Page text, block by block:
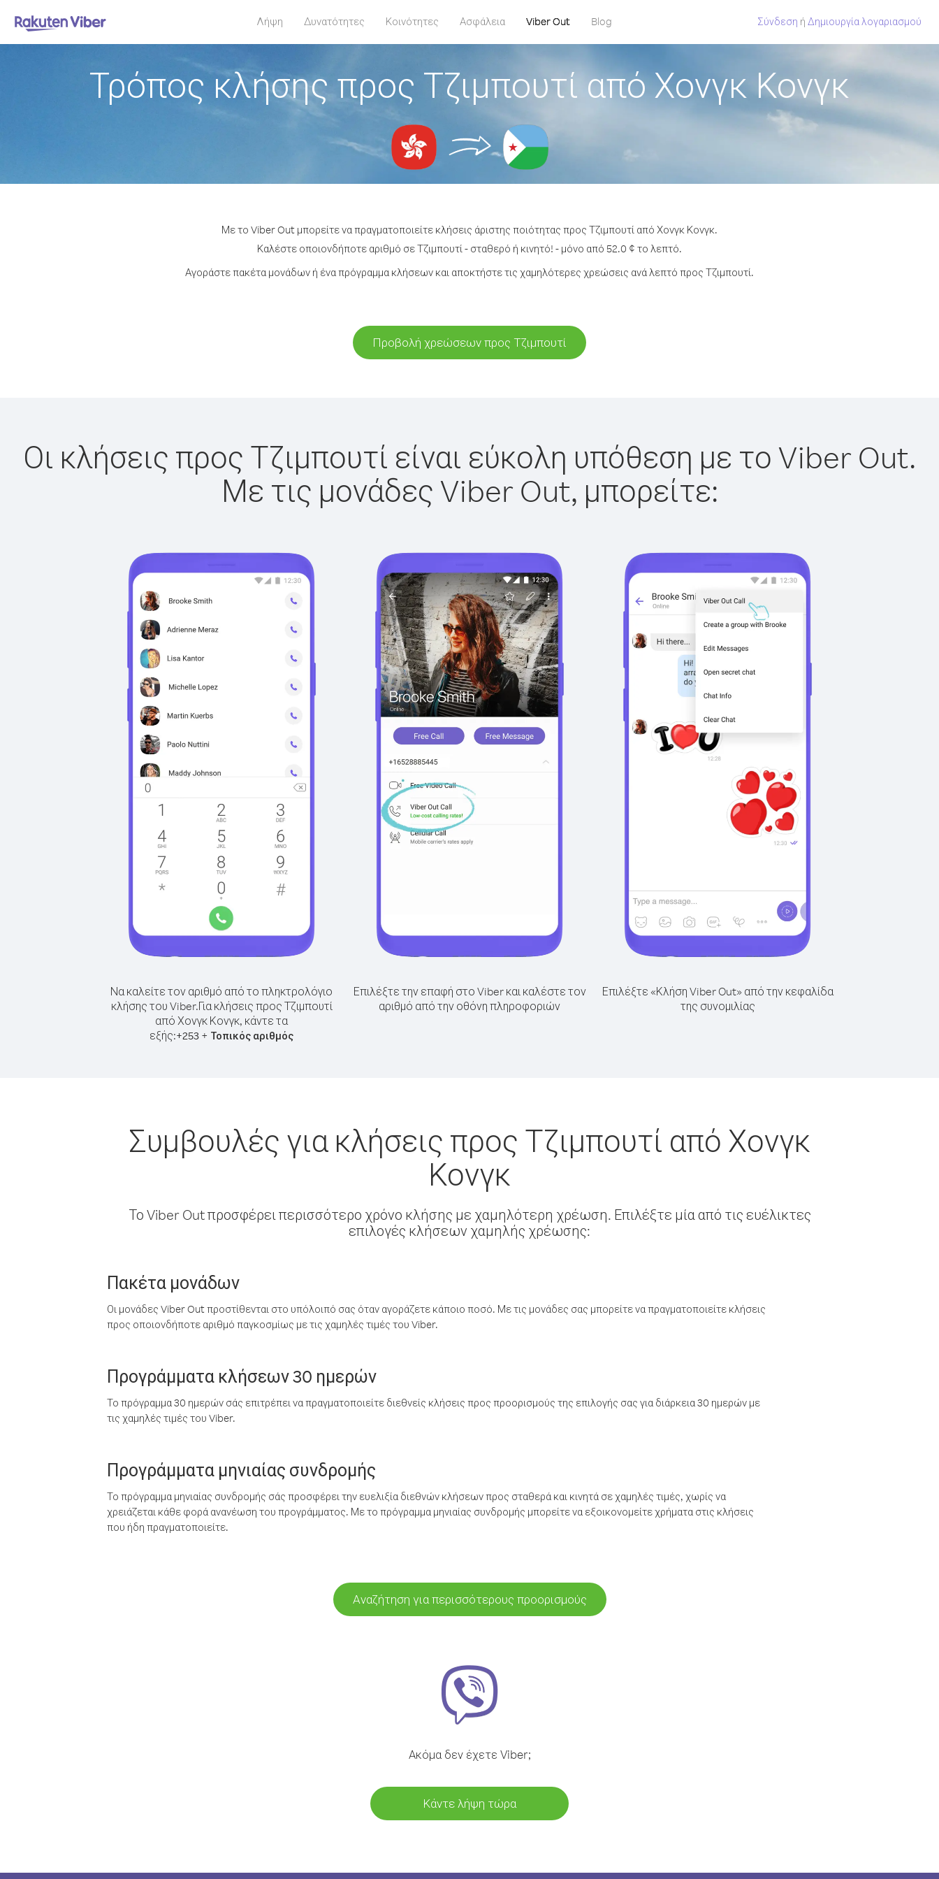
Λήψη Δυνατότητες Κοινότητες Ασφάλεια Viber Out Blog Σύνδεση ή Δημιουργία λογαριασμού
Τρόπος κλήσης προς Τζιμπουτί από Χονγκ Κονγκ
Με το Viber Out μπορείτε να πραγματοποιείτε κλήσεις άριστης ποιότητας προς Τζιμπουτί από Χονγκ Κονγκ.
Καλέστε οποιονδήποτε αριθμό σε Τζιμπουτί - σταθερό ή κινητό! - μόνο από 52.0 ¢ το λεπτό.
Αγοράστε πακέτα μονάδων ή ένα πρόγραμμα κλήσεων και αποκτήστε τις χαμηλότερες χρεώσεις ανά λεπτό προς Τζιμπουτί.
Προβολή χρεώσεων προς Τζιμπουτί
Οι κλήσεις προς Τζιμπουτί είναι εύκολη υπόθεση με το Viber Out.
Με τις μονάδες Viber Out, μπορείτε:
Να καλείτε τον αριθμό από το πληκτρολόγιο
κλήσης του Viber.Για κλήσεις προς Τζιμπουτί
από Χονγκ Κονγκ, κάντε τα
εξής:+253 + Τοπικός αριθμός
Επιλέξτε την επαφή στο Viber και καλέστε τον
αριθμό από την οθόνη πληροφοριών
Επιλέξτε «Κλήση Viber Out» από την κεφαλίδα
της συνομιλίας
Συμβουλές για κλήσεις προς Τζιμπουτί από Χονγκ
Κονγκ
Το Viber Out προσφέρει περισσότερο χρόνο κλήσης με χαμηλότερη χρέωση. Επιλέξτε μία από τις ευέλικτες
επιλογές κλήσεων χαμηλής χρέωσης:
Πακέτα μονάδων
Οι μονάδες Viber Out προστίθενται στο υπόλοιπό σας όταν αγοράζετε κάποιο ποσό. Με τις μονάδες σας μπορείτε να πραγματοποιείτε κλήσεις
προς οποιονδήποτε αριθμό παγκοσμίως με τις χαμηλές τιμές του Viber.
Προγράμματα κλήσεων 30 ημερών
Το πρόγραμμα 30 ημερών σάς επιτρέπει να πραγματοποιείτε διεθνείς κλήσεις προς προορισμούς της επιλογής σας για διάρκεια 30 ημερών με
τις χαμηλές τιμές του Viber.
Προγράμματα μηνιαίας συνδρομής
Το πρόγραμμα μηνιαίας συνδρομής σάς προσφέρει την ευελιξία διεθνών κλήσεων προς σταθερά και κινητά σε χαμηλές τιμές, χωρίς να
χρειάζεται κάθε φορά ανανέωση του προγράμματος. Με το πρόγραμμα μηνιαίας συνδρομής μπορείτε να εξοικονομείτε χρήματα στις κλήσεις
που ήδη πραγματοποιείτε.
Αναζήτηση για περισσότερους προορισμούς
Ακόμα δεν έχετε Viber;
Κάντε λήψη τώρα